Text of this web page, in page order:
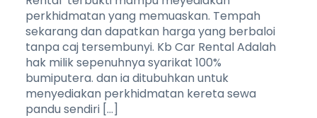
perkhidmatan yang memuaskan. Tempah
sekarang dan dapatkan harga yang berbaloi
tanpa caj tersembunyi. Kb Car Rental Adalah
hak milik sepenuhnya syarikat 100%
bumiputera. dan ia ditubuhkan untuk
menyediakan perkhidmatan kereta sewa
pandu sendiri […]